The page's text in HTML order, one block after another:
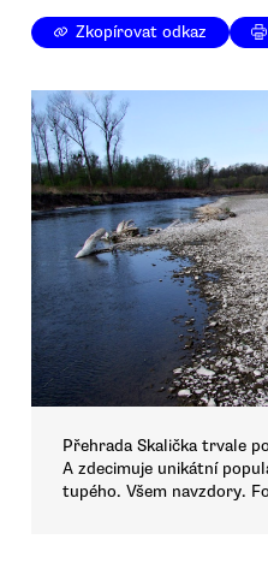
Zkopírovat odkaz
Přehrada Skalička trvale
A zdecimuje unikátní
tupého. Všem navzdory.